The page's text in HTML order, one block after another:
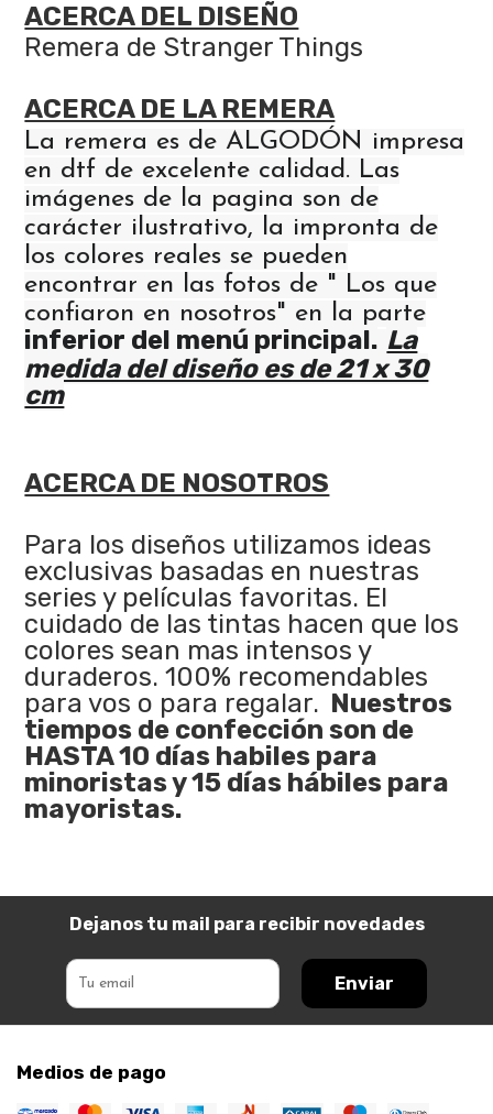
ACERCA DEL DISEÑO
Remera de Stranger Things
ACERCA DE LA REMERA
La remera es de ALGODÓN impresa
en dtf de excelente calidad. Las
imágenes de la pagina son de
carácter ilustrativo, la impronta de
los colores reales se pueden
encontrar en las fotos de " Los que
confiaron en nosotros" en la parte
inferior del menú principal. La
medida del diseño es de 21 x 30
cm
ACERCA DE NOSOTROS
Para los diseños utilizamos ideas
exclusivas basadas en nuestras
series y películas favoritas. El
cuidado de las tintas hacen que los
colores sean mas intensos y
duraderos. 100% recomendables
para vos o para regalar. Nuestros
tiempos de confección son de
HASTA 10 días habiles para
minoristas y 15 días hábiles para
mayoristas.
Dejanos tu mail para recibir novedades
Enviar
Medios de pago